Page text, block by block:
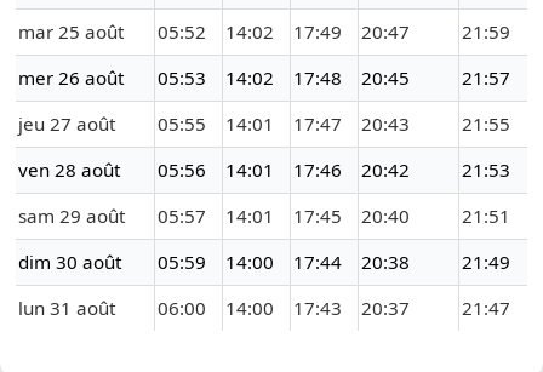
mar 25 août
05:52 14:02 17:49 20:47
21:59
mer 26 août
05:53 14:02 17:48 20:45
21:57
jeu 27 août
05:55 14:01 17:47 20:43
21:55
ven 28 août
05:56 14:01 17:46 20:42
21:53
sam 29 août
05:57 14:01 17:45 20:40
21:51
dim 30 août
05:59 14:00 17:44 20:38
21:49
lun 31 août
06:00 14:00 17:43 20:37 21:47